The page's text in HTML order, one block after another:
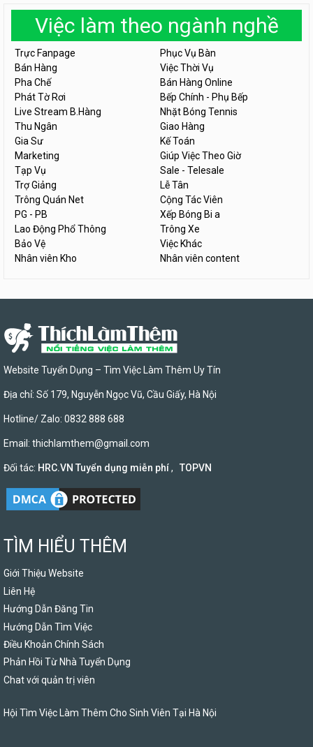
Việc làm theo ngành nghề
Trực Fanpage
Phục Vụ Bàn
Bán Hàng
Việc Thời Vụ
Pha Chế
Bán Hàng Online
Phát Tờ Rơi
Bếp Chính - Phụ Bếp
Live Stream B.Hàng
Nhặt Bóng Tennis
Thu Ngân
Giao Hàng
Gia Sư
Kế Toán
Marketing
Giúp Việc Theo Giờ
Tạp Vụ
Sale - Telesale
Trợ Giảng
Lễ Tân
Trông Quán Net
Cộng Tác Viên
PG - PB
Xếp Bóng Bi a
Lao Động Phổ Thông
Trông Xe
Bảo Vệ
Việc Khác
Nhân viên Kho
Nhân viên content
Website Tuyển Dụng – Tìm Việc Làm Thêm Uy Tín
Địa chỉ: Số 179, Nguyễn Ngọc Vũ, Cầu Giấy, Hà Nội
Hotline/ Zalo: 0832 888 688
Email: thichlamthem@gmail.com
Đối tác: HRC.VN Tuyển dụng miễn phí, TOPVN
TÌM HIỂU THÊM
Giới Thiệu Website
Liên Hệ
Hướng Dẫn Đăng Tin
Hướng Dẫn Tìm Việc
Điều Khoản Chính Sách
Phản Hồi Từ Nhà Tuyển Dụng
Chat với quản trị viên
Hội Tìm Việc Làm Thêm Cho Sinh Viên Tại Hà Nội